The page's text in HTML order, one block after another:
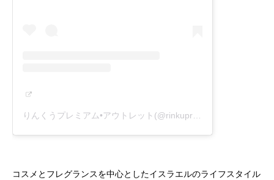
りんくうプレミアム•アウトレット(@rinkupremiumoutlets)がシェアした投稿
コスメとフレグランスを中心としたイスラエルのライフスタイル